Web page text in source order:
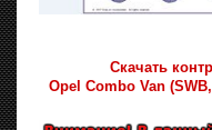
Скачать
Opel Combo Van